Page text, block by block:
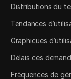
Distributions du
Tendances
Graphiques
Délais des
Fréquences de